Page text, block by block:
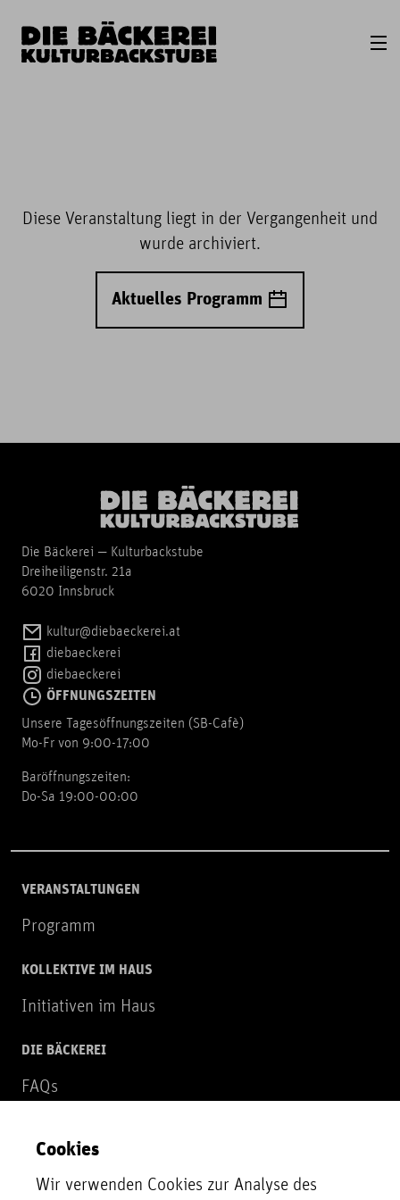
Diese Veranstaltung liegt in der Vergangenheit und
wurde archiviert.
Aktuelles Programm
Die Bäckerei — Kulturbackstube
Dreiheiligenstr. 21a
6020 Innsbruck
kultur@diebaeckerei.at
diebaeckerei
diebaeckerei
ÖFFNUNGSZEITEN
Unsere Tagesöffnungszeiten (SB-Cafè)
Mo-Fr von 9:00-17:00
Baröffnungszeiten:
Do-Sa 19:00-00:00
VERANSTALTUNGEN
Programm
KOLLEKTIVE IM HAUS
Initiativen im Haus
DIE BÄCKEREI
FAQs
NEWSLETTER
Zur Newsletter Anmeldung
Cookies
Wir verwenden Cookies zur Analyse des